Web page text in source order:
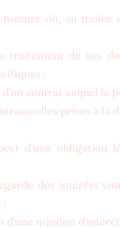
où, au moins
de ses
;
contrat auquel la
prises à la
d'une obligation
des intérêts
mission